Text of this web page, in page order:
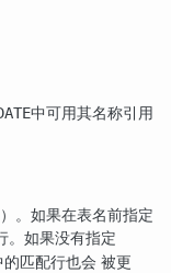
中可用其名称引用
。如果在表名前指定
。如果没有指定
匹配行也会 被更